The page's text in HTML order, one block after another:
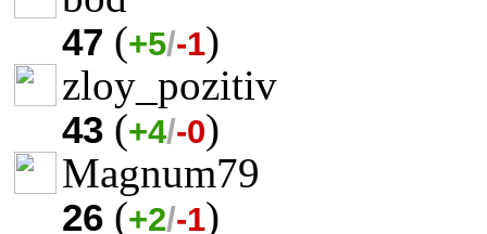
47 (+5/-1)
zloy_pozitiv
43 (+4/-0)
Magnum79
26 (+2/-1)